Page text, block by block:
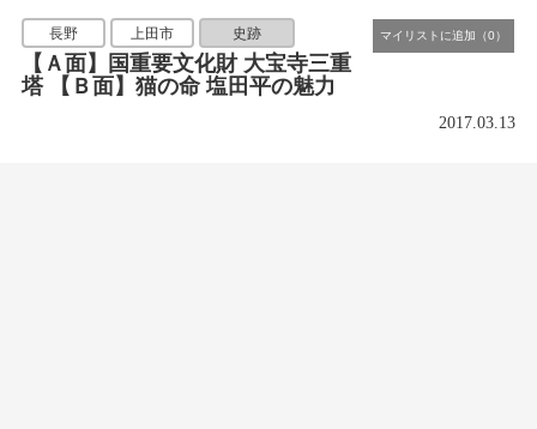
長野 上田市 史跡
【Ａ面】国重要文化財 大宝寺三重
塔 【Ｂ面】猫の命 塩田平の魅力
2017.03.13